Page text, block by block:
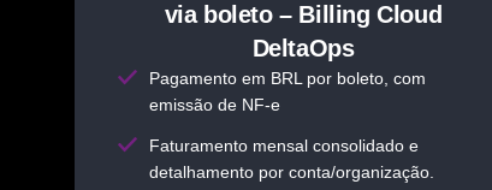
via boleto – Billing Cloud
DeltaOps
Pagamento em BRL por boleto, com
emissão de NF-e
Faturamento mensal consolidado e
detalhamento por conta/organização.